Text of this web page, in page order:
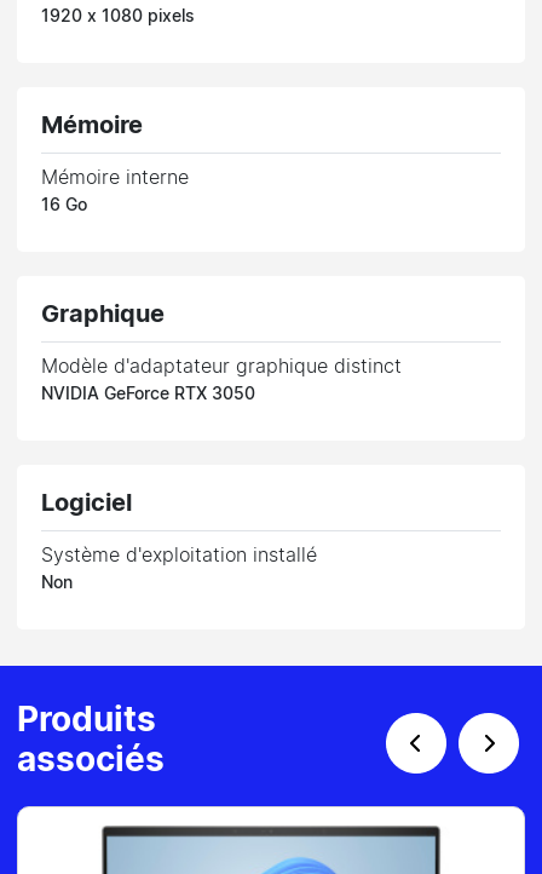
1920 x 1080 pixels
Mémoire
Mémoire interne
16 Go
Graphique
Modèle d'adaptateur graphique distinct
NVIDIA GeForce RTX 3050
Logiciel
Système d'exploitation installé
Non
Produits
associés